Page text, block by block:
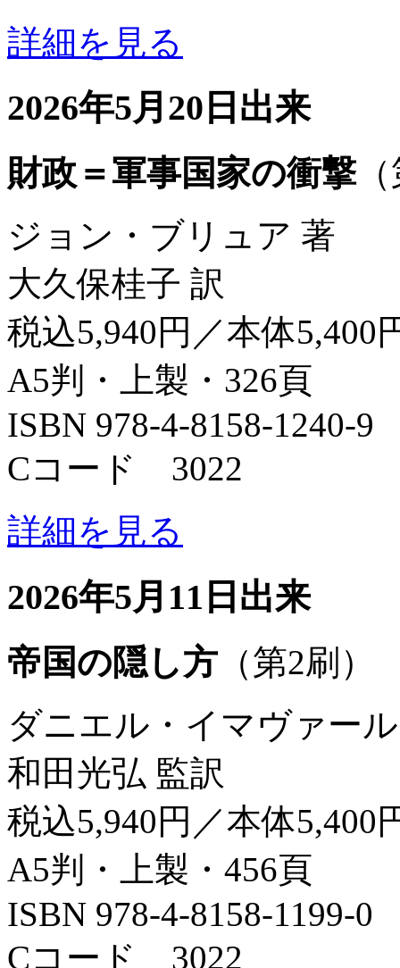
詳細を見る
2026年5月20日出来
財政＝軍事国家の衝撃（
ジョン・ブリュア 著
大久保桂子 訳
税込5,940円／本体5,400
A5判・上製・326頁
ISBN 978-4-8158-1240-9
Cコード 3022
詳細を見る
2026年5月11日出来
帝国の隠し方 （第2刷）
ダニエル・イマヴァー
和田光弘 監訳
税込5,940円／本体5,400
A5判・上製・456頁
ISBN 978-4-8158-1199-0
Cコード 3022